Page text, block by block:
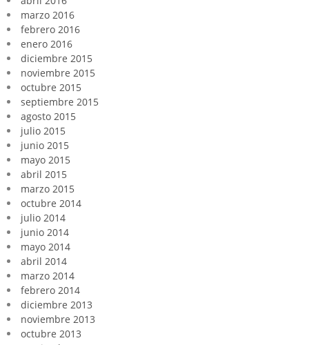
marzo 2016
febrero 2016
enero 2016
diciembre 2015
noviembre 2015
octubre 2015
septiembre 2015
agosto 2015
julio 2015
junio 2015
mayo 2015
abril 2015
marzo 2015
octubre 2014
julio 2014
junio 2014
mayo 2014
abril 2014
marzo 2014
febrero 2014
diciembre 2013
noviembre 2013
octubre 2013